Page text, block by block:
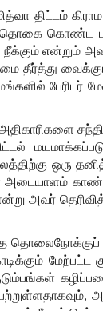
திட்டம் கிராம
தொகை கொண்ட
நீக்கும் என்றும்
தீர்த்து
பேரிடர்
ஒரு
அடையாளம்
அவர்
தொலைநோக்குப்
மேற்பட்ட
,